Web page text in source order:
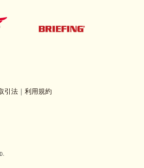
引法 利用規約